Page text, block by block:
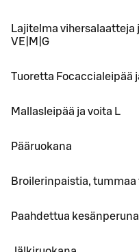
Lajitelma vihersalaatteja
VE|M|G
Tuoretta Focaccialeipää
Mallasleipää ja voita L
Pääruokana
Broilerinpaistia,
Paahdettua